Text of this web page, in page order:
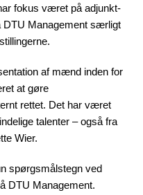
fokus været på adjunkt-
DTU Management særligt
af mænd inden for
at gøre
rettet. Det har været
talenter – også fra
Wier.
spørgsmålstegn ved
DTU Management.